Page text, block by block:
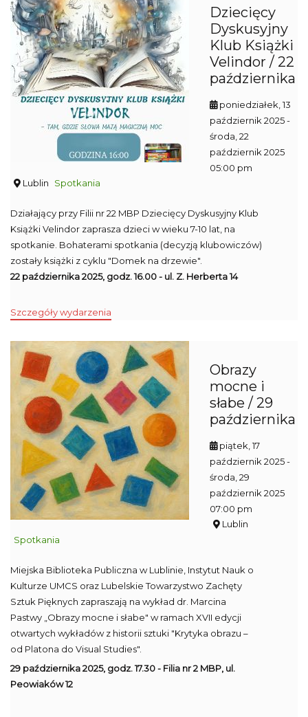
Dziecięcy
Dyskusyjny
Klub Książki
Velindor / 22
października
poniedziałek, 13
październik 2025-
środa, 22
październik 2025
05:00 pm
Lublin
Spotkania
Działający przy Filii nr 22 MBP Dziecięcy Dyskusyjny Klub
Książki Velindor zaprasza dzieci w wieku 7-10 lat, na
spotkanie. Bohaterami spotkania (decyzją klubowiczów)
zostały książki z cyklu "Domek na drzewie".
22 października 2025, godz. 16.00 - ul. Z. Herberta 14
Szczegóły wydarzenia
Obrazy
mocne i
słabe / 29
października
piątek, 17
październik 2025-
środa, 29
październik 2025
07:00 pm
Lublin
Spotkania
Miejska Biblioteka Publiczna w Lublinie, Instytut Nauk o
Kulturze UMCS oraz Lubelskie Towarzystwo Zachęty
Sztuk Pięknych zapraszają na wykład dr. Marcina
Pastwy „Obrazy mocne i słabe" w ramach XVII edycji
otwartych wykładów z historii sztuki "Krytyka obrazu –
od Platona do Visual Studies".
29 października 2025, godz. 17.30 - Filia nr 2 MBP, ul.
Peowiaków 12